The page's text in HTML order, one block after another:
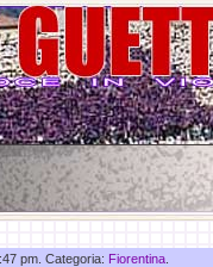
pm. Categoria: Fiorentina